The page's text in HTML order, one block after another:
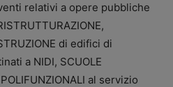
relativi a opere pubbliche
di edifici di
a NIDI, SCUOLE
al servizio